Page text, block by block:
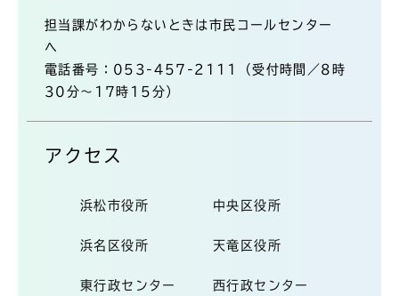
担当課がわからないときは市民コールセンター
へ
電話番号：053-457-2111（受付時間／8時
30分～17時15分）
アクセス
浜松市役所 中央区役所
浜名区役所 天竜区役所
東行政センター 西行政センター